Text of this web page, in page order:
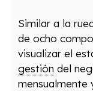
Similar a la
de ocho
visualizar el
gestión del
mensualmente